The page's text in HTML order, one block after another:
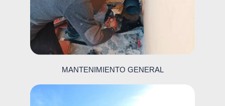
MANTENIMIENTO GENERAL